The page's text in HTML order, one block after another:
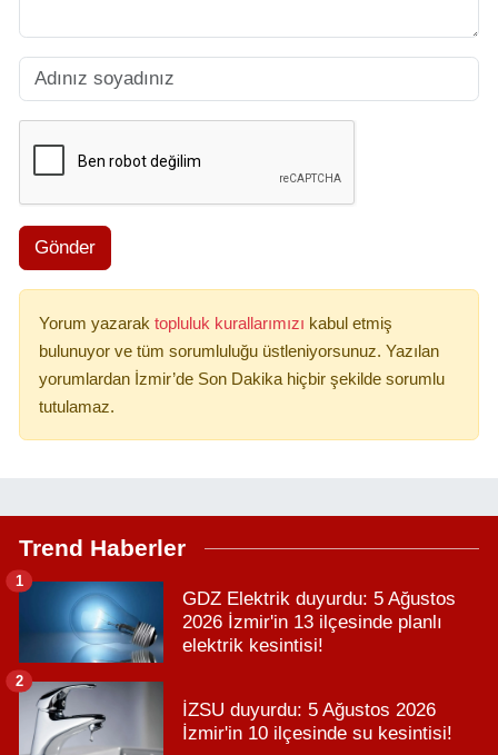
Gönder
Yorum yazarak topluluk kurallarımızı kabul etmiş
bulunuyor ve tüm sorumluluğu üstleniyorsunuz. Yazılan
yorumlardan İzmir’de Son Dakika hiçbir şekilde sorumlu
tutulamaz.
Trend Haberler
GDZ Elektrik duyurdu: 5 Ağustos
2026 İzmir'in 13 ilçesinde planlı
elektrik kesintisi!
1
İZSU duyurdu: 5 Ağustos 2026
İzmir'in 10 ilçesinde su kesintisi!
2